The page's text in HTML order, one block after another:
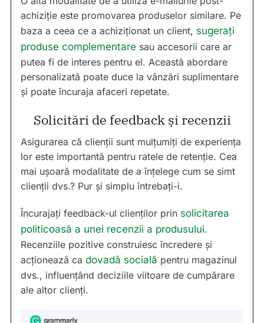
achiziție este promovarea produselor similare. Pe
baza a ceea ce a achiziționat un client, sugerați
produse complementare sau accesorii care ar
putea fi de interes pentru el. Această abordare
personalizată poate duce la vânzări suplimentare
și poate încuraja afaceri repetate.
Solicitări de feedback și recenzii
Asigurarea că clienții sunt mulțumiți de experiența
lor este importantă pentru ratele de retenție. Cea
mai ușoară modalitate de a înțelege cum se simt
clienții dvs.? Pur și simplu întrebați-i.
Încurajați feedback-ul clienților prin solicitarea
politicoasă a unei recenzii a produsului.
Recenziile pozitive construiesc încredere și
acționează ca dovadă socială pentru magazinul
dvs., influențând deciziile viitoare de cumpărare
ale altor clienți.